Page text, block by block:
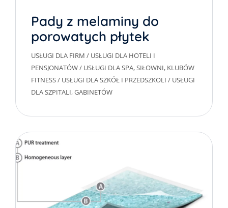
Pady z melaminy do
porowatych płytek
gresowychh
USŁUGI DLA FIRM / USŁUGI DLA HOTELI I
PENSJONATÓW/ USŁUGI DLA SPA, SIŁOWNI, KLUBÓW
FITNESS/ USŁUGI DLA SZKÓŁ I PRZEDSZKOLI / USŁUGI
DLA SZPITALI, GABINETÓW